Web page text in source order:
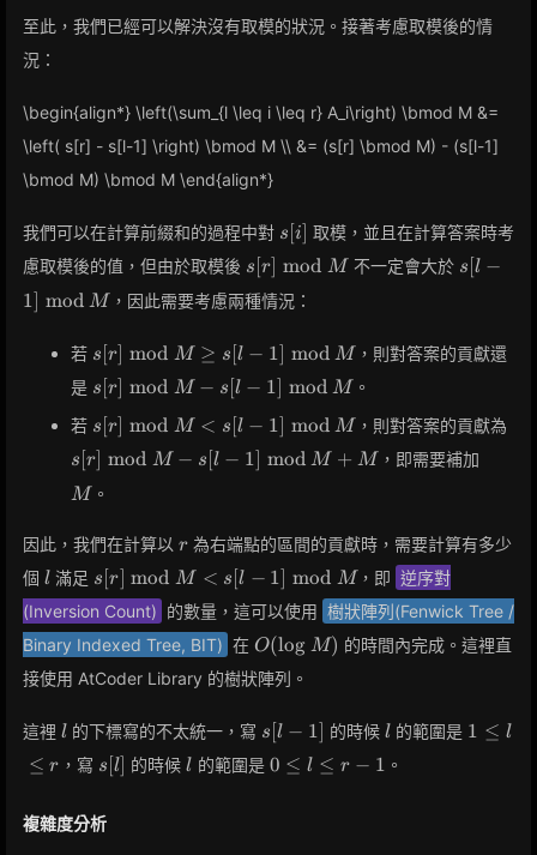
至此，我們已經可以解決沒有取模的狀況。接著考慮取模後的情
況：
\begin{align*} \left(\sum_{l \leq i \leq r} A_i\right) \bmod M &=
\left( s[r] - s[l-1] \right) \bmod M \\ &= (s[r] \bmod M) - (s[l-1]
\bmod M) \bmod M \end{align*}
我們可以在計算前綴和的過程中對 s[i]
s i
取模，並且在計算答案時考
慮取模後的值，但由於取模後 s[r]
\bmod
M
s r mod M不一定會大於 s[l-1]
\bmod
s l −
1] mod M ，因此需要考慮兩種情況：
若 s[r]
\bmod
M
\geq
s[l-1]
\bmod
M
s [r] mod M ≥ s [l − 1] mod M ，則對答案的貢獻還
是 s[r]
\bmod
M -
s[l-1]
\bmod
M
s r mod M − s [l − 1 mod M 。
若 s[r]
\bmod
M <
s[l-1]
M
s r mod M < s [l − 1 mod M ，則對答案的貢獻為
M
s r mod M − s [l − 1 mod M + M ，即需要補加
M。
因此，我們在計算以 r
r 為右端點的區間的貢獻時，需要計算有多少
個 l
l 滿足 s[r]
\bmod
M <
s[l-1]
\bmod
M
s [r] mod M < s [l − 1] mod M，即 逆序對
(Inversion Count) 的數量，這可以使用 樹狀陣列(Fenwick Tree /
Binary Indexed Tree, BIT) 在 O(\log
M)
O(log M) 的時間內完成。這裡直
接使用 AtCoder Library 的樹狀陣列。
這裡 l
l 的下標寫的不太統一，寫 s[l
1]
s [l − 1 的時候l
l 的範圍是 1
1 ≤ l
≤ r ，寫 s[l]
s l 的時候l
l 的範圍是 0
0 ≤ l ≤ r − 1 。
複雜度分析